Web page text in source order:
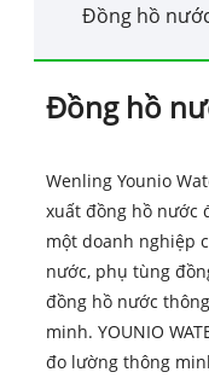
Đồng hồ
Đồng hồ
Wenling Younio
xuất đồng hồ nước
một doanh nghiệp
nước, phụ tùng
đồng hồ nước
minh. YOUNIO
đo lường thông